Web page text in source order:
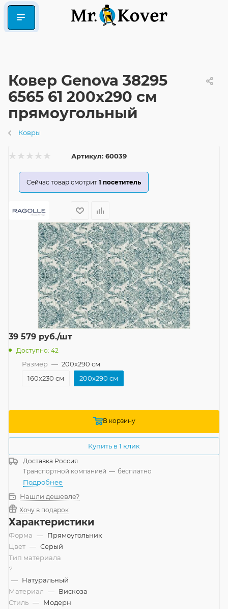
Ковер Genova 38295
6565 61 200x290 см
прямоугольный
Ковры
Артикул: 60039
Сейчас товар смотрит 1 посетитель
39 579 руб./шт
Доступно: 42
Размер — 200x290 см
160x230 см
200x290 см
В корзину
Купить в 1 клик
Доставка Россия
Транспортной компанией — бесплатно
Подробнее
Нашли дешевле?
Хочу в подарок
Характеристики
Форма — Прямоугольник
Цвет — Серый
Тип материала
?
— Натуральный
Материал — Вискоза
Стиль — Модерн